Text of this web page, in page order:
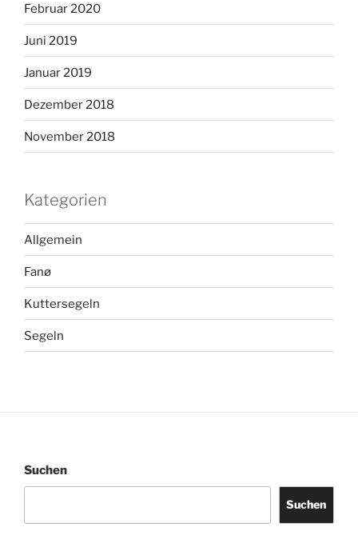
Februar 2020
Juni 2019
Januar 2019
Dezember 2018
November 2018
Kategorien
Allgemein
Fanø
Kuttersegeln
Segeln
Suchen
Suchen